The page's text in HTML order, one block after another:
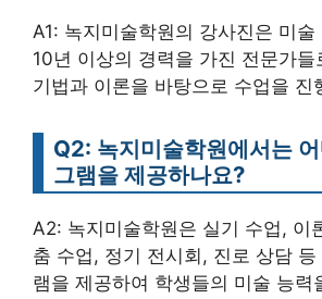
A1: 녹지미술학원의 강사진은 미술
10년 이상의 경력을 가진 전문가들
기법과 이론을 바탕으로 수업을 진
Q2: 녹지미술학원에서는
그램을 제공하나요?
A2: 녹지미술학원은 실기 수업, 이
춤 수업, 정기 전시회, 진로 상담 등
램을 제공하여 학생들의 미술 능력